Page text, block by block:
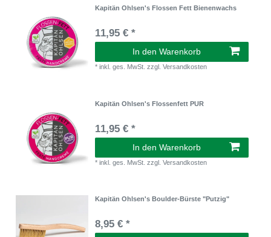
Kapitän Ohlsen's Flossen Fett Bienenwachs
11,95 € *
In den Warenkorb
*inkl. ges. MwSt. zzgl.Versandkosten
Kapitän Ohlsen's Flossenfett PUR
11,95 € *
In den Warenkorb
*inkl. ges. MwSt. zzgl.Versandkosten
Kapitän Ohlsen's Boulder-Bürste "Putzig"
8,95 € *